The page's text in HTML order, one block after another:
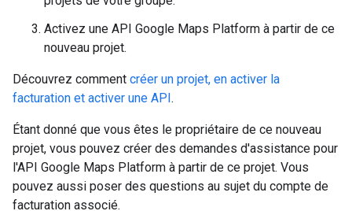
Activez une API Google Maps Platform à partir de ce
nouveau projet.
Découvrez comment créer un projet, en activer la
facturation et activer une API.
Étant donné que vous êtes le propriétaire de ce nouveau
projet, vous pouvez créer des demandes d'assistance pour
l'API Google Maps Platform à partir de ce projet. Vous
pouvez aussi poser des questions au sujet du compte de
facturation associé.